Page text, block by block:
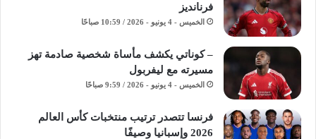
فرنانديز
الخميس - 4 يونيو - 2026 / 10:59 صباحًا
– كوناتي يكشف مأساة شخصية صادمة تهز
مسيرته مع ليفربول
الخميس - 4 يونيو - 2026 / 9:59 صباحًا
فرنسا تتصدر ترتيب منتخبات كأس العالم
2026 وإسبانيا وصيفًا